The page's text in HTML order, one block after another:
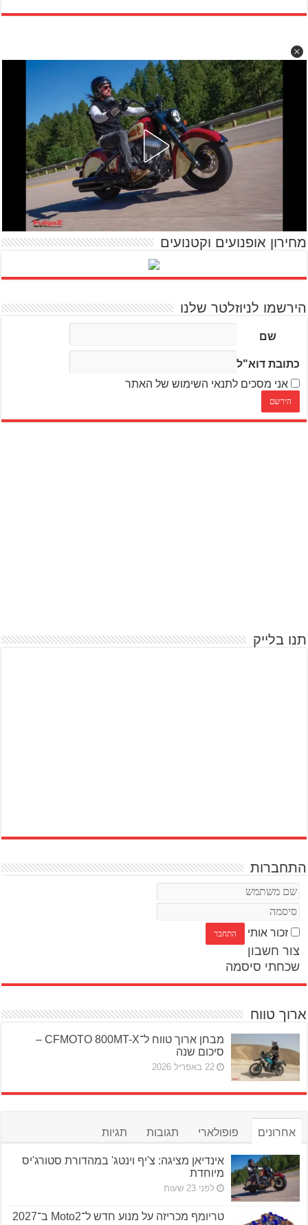
מחירון אופנועים וקטנועים
הירשמו לניוזלטר שלנו
שם
כתובת דוא"ל
אני מסכים לתנאי השימוש של האתר
תנו בלייק
התחברות
זכור אותי
צור חשבון
שכחתי סיסמה
ארוך טווח
מבחן ארוך טווח ל־CFMOTO 800MT-X –
סיכום שנה
22 באפריל 2026
אחרונים פופולארי תגובות תגיות
אינדיאן מציגה: צ'יף וינטג' במהדורת סטורג'יס
מיוחדת
לפני 23 שעות
טריומף מכריזה על מנוע חדש ל־Moto2 ב־2027